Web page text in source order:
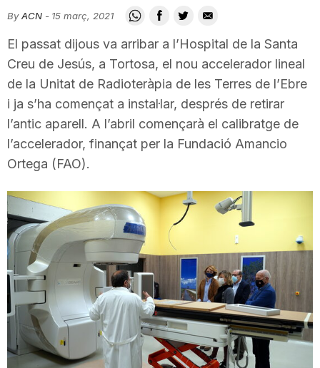
i
u
t
a
t
e
By ACN - 15 març, 2021
El passat dijous va arribar a l’Hospital de la Santa
Creu de Jesús, a Tortosa, el nou accelerador lineal
de la Unitat de Radioteràpia de les Terres de l’Ebre
i ja s’ha començat a instal·lar, després de retirar
l’antic aparell. A l’abril començarà el calibratge de
l’accelerador, finançat per la Fundació Amancio
Ortega (FAO).